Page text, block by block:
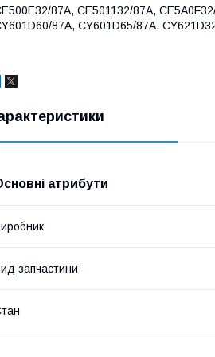
87A, CE501132/87A,
87A, CY601D65/87A,
атрибути
запчастини